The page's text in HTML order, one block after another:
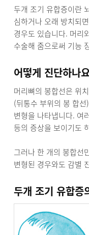
두개 조기 유합증이란
심하거나 오래 방치되
경우도 있습니다. 머리
수술해 줌으로써 기능
어떻게 진단하나
머리뼈의 봉합선은 위
(뒤통수 부위의 봉 합
변형을 나타냅니다. 여
등의 증상을 보이기도
그러나 한 개의 봉합선
변형된 경우와도 감별
두개 조기 유합증